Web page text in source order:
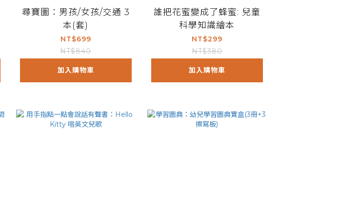
尋寶圖：男孩/女孩/交通 3
本(套)
NT$699
NT$840
加入購物車
誰把花蜜變成了蜂蜜: 兒童
科學知識繪本
NT$299
NT$380
加入購物車